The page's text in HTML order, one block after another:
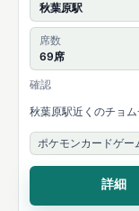
秋葉原駅
席数
69席
確認
秋葉原駅近くのチョ
ではカフェ61席、バ
ポケモンカードゲー
詳細